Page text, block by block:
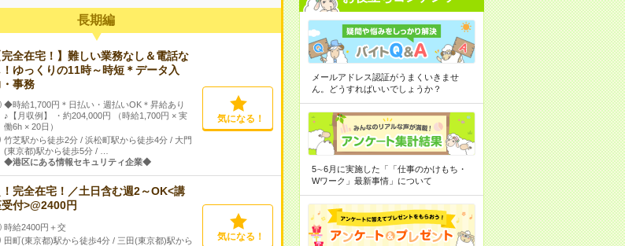
長期編
完全在宅！】難しい業務なし＆電話な
！ゆっくりの11時～時短＊データ入
・事務
◆時給1,700円＊日払い・週払いOK＊昇給あり
♪【月収例】 ・約204,000円 （時給1,700円 × 実
働6h × 20日）
竹芝駅から徒歩2分/ 浜松町駅から徒歩4分/ 大門
(東京都)駅から徒歩5分/
◆港区にある情報セキュリティ企業◆
気になる！
！完全在宅！／土日含む週2～OK<講
受付>@2400円
時給2400円＋交
田町(東京都)駅から徒歩4分/ 三田(東京都)駅から
気になる！
メールアドレス認証がうまくいきませ
ん。どうすればいいでしょうか？
5∼6月に実施した「「仕事のかけもち・
Wワーク」最新事情」について